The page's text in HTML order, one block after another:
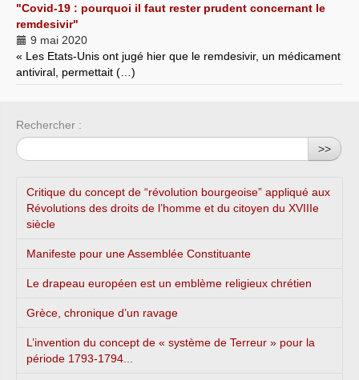
"Covid-19 : pourquoi il faut rester prudent concernant le
remdesivir"
9 mai 2020
« Les Etats-Unis ont jugé hier que le remdesivir, un médicament
antiviral, permettait (…)
Rechercher :
>>
Critique du concept de “révolution bourgeoise” appliqué aux
Révolutions des droits de l’homme et du citoyen du XVIIIe
siècle
Manifeste pour une Assemblée Constituante
Le drapeau européen est un emblème religieux chrétien
Grèce, chronique d’un ravage
L’invention du concept de « système de Terreur » pour la
période 1793-1794...